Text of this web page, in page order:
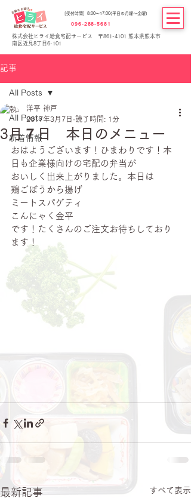
[受付時間] 8:00～17:00(平日の月曜～金曜)
096-288-5681
株式会社ヒライ給食宅配サービス 〒861-4101 熊本県熊本市
南区近見8丁目6-101
記事
All Posts
新着情報
All Posts
3月７日 本日のメニュー
洋平 神戸
2017年3月7日 読了時間: 1分
おはようございます！ひまわりです！本
日も企業様向けの宅配の弁当が
おいしく出来上がりました。本日は
鶏ごぼうから揚げ
ミートスパゲティ
こんにゃく金平
です！たくさんのご注文お待ちしており
ます！
最新記事 すべて表示